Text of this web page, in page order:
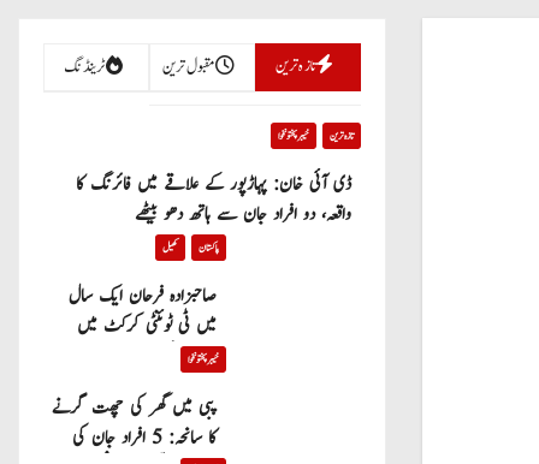
تازہ ترین مقبول ترین ٹرینڈنگ
تازہ ترین خیبر پختونخوا
ڈی آئی خان: پہاڑپور کے علاقے میں فائرنگ کا
واقعہ، دو افراد جان سے ہاتھ دھو بیٹھے
پاکستان کھیل
صاحبزادہ فرحان ایک سال
میں ٹی ٹوئنٹی کرکٹ میں
100 چھکے لگانے والے پہلے
پاکستانی بیٹر بن گئے
خیبر پختونخوا
پبی میں گھر کی چھت گرنے
کا سانحہ: 5 افراد جان کی